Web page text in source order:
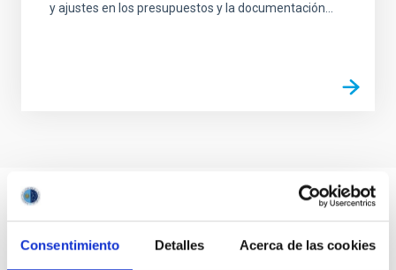
Consentimiento Detalles Acerca de las cookies
y ajustes en los presupuestos y la documentación...